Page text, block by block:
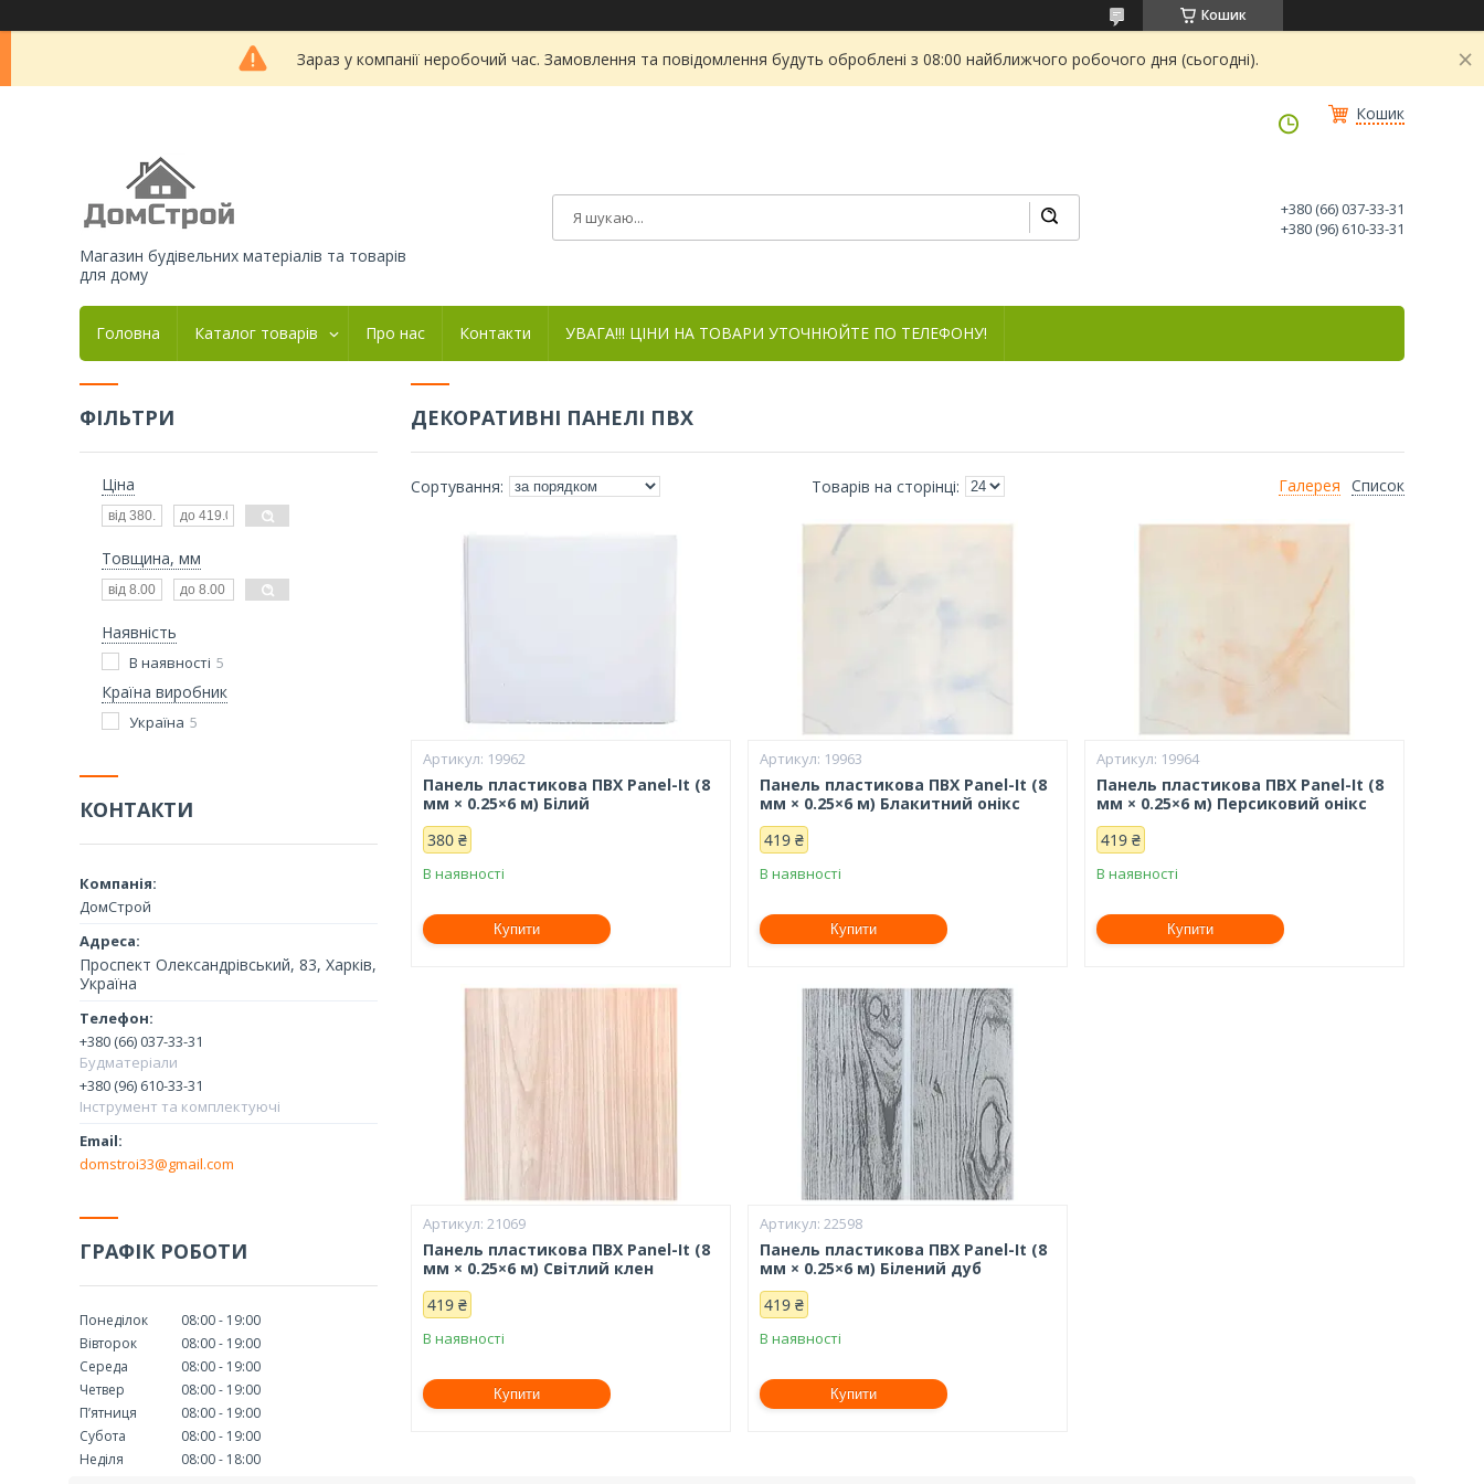
Кошик
Зараз у компанії неробочий час. Замовлення та повідомлення будуть оброблені з 08:00 найближчого робочого дня (сьогодні).
Кошик
Магазин будівельних матеріалів та товарів
для дому
+380 (66) 037-33-31
+380 (96) 610-33-31
Головна Каталог товарів Про нас Контакти УВАГА!!! ЦІНИ НА ТОВАРИ УТОЧНЮЙТЕ ПО ТЕЛЕФОНУ!
ДЕКОРАТИВНІ ПАНЕЛІ ПВХ
Галерея Список
19962
Панель пластикова ПВХ Panel-It (8
мм × 0.25×6 м) Білий
380 ₴
В наявності
Купити
19963
Панель пластикова ПВХ Panel-It (8
мм × 0.25×6 м) Блакитний онікс
419 ₴
В наявності
Купити
19964
Панель пластикова ПВХ Panel-It (8
мм × 0.25×6 м) Персиковий онікс
419 ₴
В наявності
Купити
21069
Панель пластикова ПВХ Panel-It (8
мм × 0.25×6 м) Світлий клен
419 ₴
В наявності
Купити
22598
Панель пластикова ПВХ Panel-It (8
мм × 0.25×6 м) Білений дуб
419 ₴
В наявності
Купити
ФІЛЬТРИ
Ціна
Товщина, мм
Наявність
В наявності 5
Країна виробник
Україна 5
КОНТАКТИ
ДомСтрой
Проспект Олександрівський, 83, Харків,
Україна
+380 (66) 037-33-31
Будматеріали
+380 (96) 610-33-31
Інструмент та комплектуючі
domstroi33@gmail.com
ГРАФІК РОБОТИ
Понеділок 08:00
19:00
Вівторок
08:00
19:00
Середа
08:00
19:00
Четвер
08:00
19:00
Пʼятниця
08:00
19:00
Субота
08:00
19:00
Неділя
08:00 18:00